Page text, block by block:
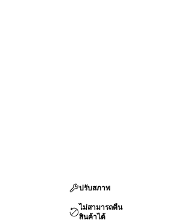
ปรับสภาพ
ไม่สามารถคืน
สินค้าได้